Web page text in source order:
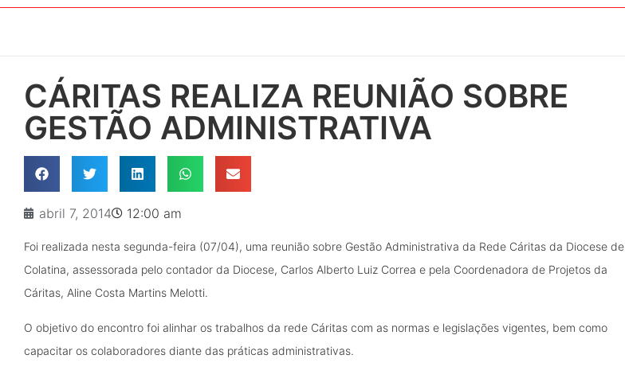
CÁRITAS REALIZA REUNIÃO SOBRE
GESTÃO ADMINISTRATIVA
abril 7, 2014 12:00 am
Foi realizada nesta segunda-feira (07/04), uma reunião sobre Gestão Administrativa da Rede Cáritas da Diocese de
Colatina, assessorada pelo contador da Diocese, Carlos Alberto Luiz Correa e pela Coordenadora de Projetos da
Cáritas, Aline Costa Martins Melotti.
O objetivo do encontro foi alinhar os trabalhos da rede Cáritas com as normas e legislações vigentes, bem como
capacitar os colaboradores diante das práticas administrativas.